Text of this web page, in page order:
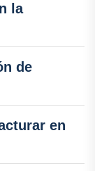
la
de
en